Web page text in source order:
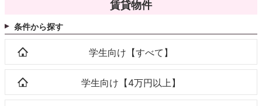
賃貸物件
条件から探す
学生向け【すべて】
学生向け【4万円以上】